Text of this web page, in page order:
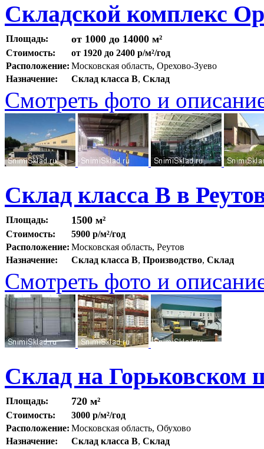
Складской комплекс
Площадь: от 1000 до 14000 м²
Стоимость:
от 1920 до 2400 р/м²/год
Расположение: Московская область, Орехово-Зуево
Назначение:
Склад класса B, Склад
Смотреть фото и
Склад класса В в
Площадь: 1500 м²
Стоимость:
5900 р/м²/год
Расположение: Московская область, Реутов
Назначение:
Склад класса B, Производство, Склад
Смотреть фото и
Склад на Горьковском
Площадь: 720 м²
Стоимость:
3000 р/м²/год
Расположение: Московская область, Обухово
Назначение:
Склад класса B, Склад